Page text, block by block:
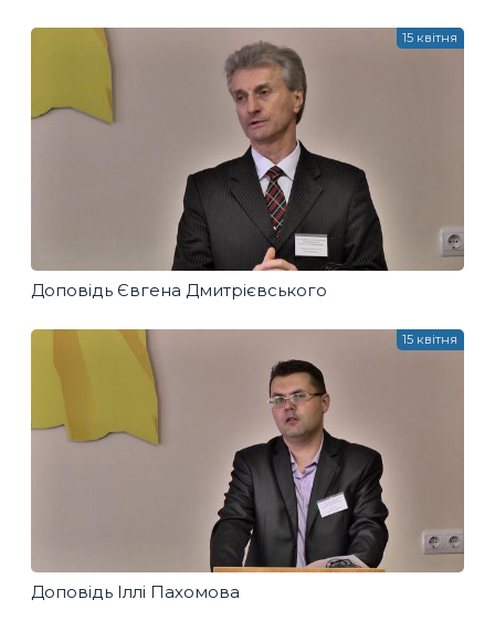
Доповідь Євгена Дмитрієвського
15 квітня
Доповідь Іллі Пахомова
15 квітня